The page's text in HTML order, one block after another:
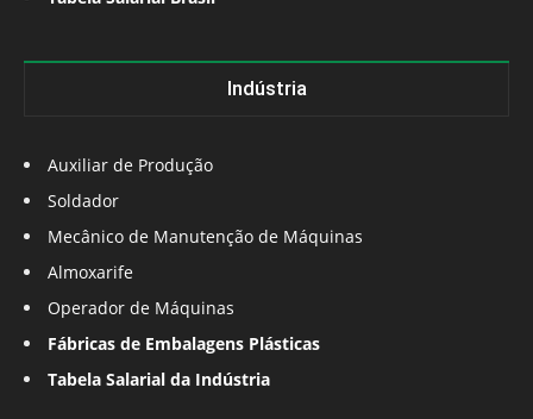
Indústria
Auxiliar de Produção
Soldador
Mecânico de Manutenção de Máquinas
Almoxarife
Operador de Máquinas
Fábricas de Embalagens Plásticas
Tabela Salarial da Indústria